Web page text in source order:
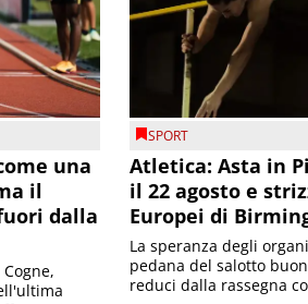
una
il
dalla
SPORT
Atletica: Asta in
il 22 agosto e
Europei di
La speranza degli
pedana del salotto
reduci dalla rassegna